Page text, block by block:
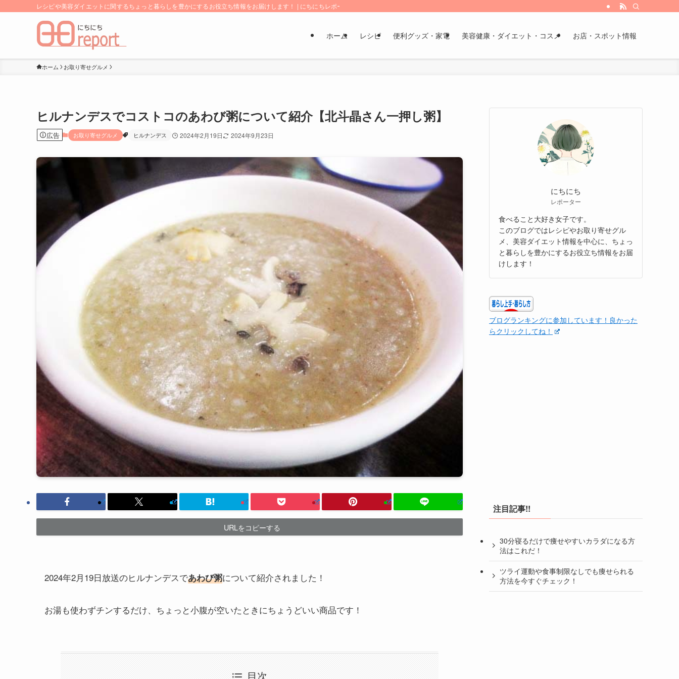
レシピや美容ダイエットに関するちょっと暮らしを豊かにするお役立ち情報をお届けします！ | にちにちレポート
ホーム レシピ 便利グッズ・家電 美容健康・ダイエット・コスメ お店・スポット情報
ホーム お取り寄せグルメ
ヒルナンデスでコストコのあわび粥について紹介【北斗晶さん一押し粥】
広告 お取り寄せグルメ ヒルナンデス 2024年2月19日 2024年9月23日
URLをコピーする
2024年2月19日放送のヒルナンデスであわび粥について紹介されました！
お湯も使わずチンするだけ、ちょっと小腹が空いたときにちょうどいい商品です！
目次
にちにち
レポーター
食べること大好き女子です。
このブログではレシピやお取り寄せグル
メ、美容ダイエット情報を中心に、ちょっ
と暮らしを豊かにするお役立ち情報をお届
けします！
ブログランキングに参加しています！良かった
らクリックしてね！
注目記事!!
30分寝るだけで痩せやすいカラダになる方
法はこれだ！
ツライ運動や食事制限なしでも痩せられる
方法を今すぐチェック！